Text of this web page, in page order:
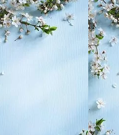
экология, здоровье, воспитание,